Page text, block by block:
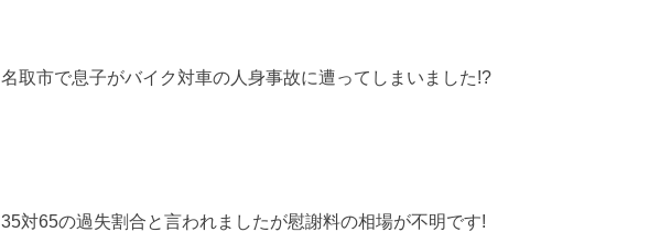
名取市で息子がバイク対車の人身事故に遭ってしまいました!?
35対65の過失割合と言われましたが慰謝料の相場が不明です!